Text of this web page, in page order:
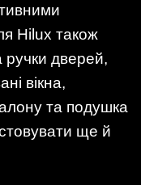
Hilux також
ручки дверей,
вікна,
та подушка
ще й